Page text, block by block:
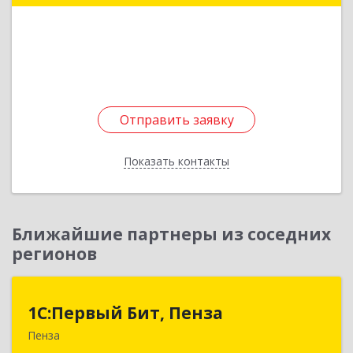
Отправить заявку
Показать контакты
Отправить заявку
Назад
Ближайшие партнеры из соседних
регионов
1С:Первый Бит, Пенза
Пенза440000, Пензенская обл, Пенза г, Московская